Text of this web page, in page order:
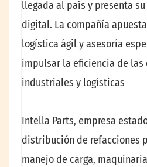
llegada al país y presenta
digital. La compañía
logística ágil y asesoría
impulsar la eficiencia de las
industriales y logísticas
Intella Parts, empresa
distribución de refacciones
manejo de carga,